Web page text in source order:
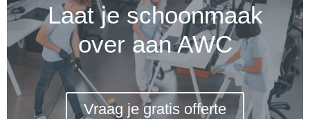
Laat je schoonmaak
over aan AWC
Vraag je gratis offerte